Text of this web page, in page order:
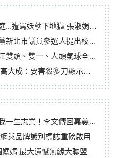
孽下地獄 張淑娟批：舌頭殺人有罪
參選人提出校園反毒防線升級政見
頭、雙一、人頭氣球全登場
成：要害殺多刀顯示怨恨深
李文傳回嘉義扎根點亮KANO精神
與品牌識別標誌重磅啟用
媽 最大遺憾無緣大聯盟